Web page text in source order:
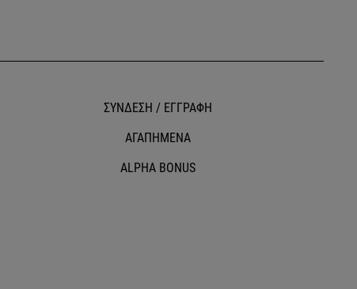
ΣΥΝΔΕΣΗ / ΕΓΓΡΑΦΗ
ΑΓΑΠΗΜΕΝΑ
ALPHA BONUS